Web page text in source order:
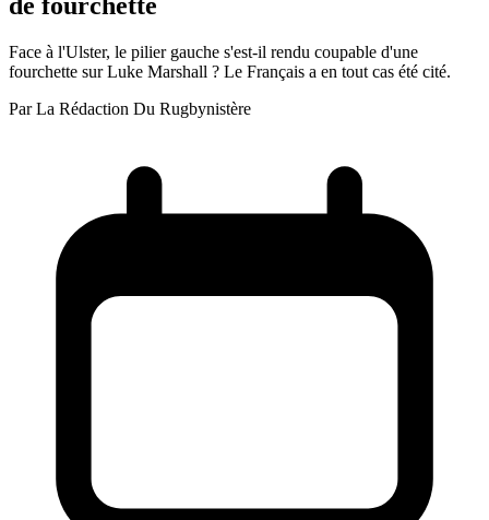
Face à l'Ulster, le pilier gauche s'est-il rendu coupable d'une
fourchette sur Luke Marshall ? Le Français a en tout cas été cité.
Par La Rédaction Du Rugbynistère